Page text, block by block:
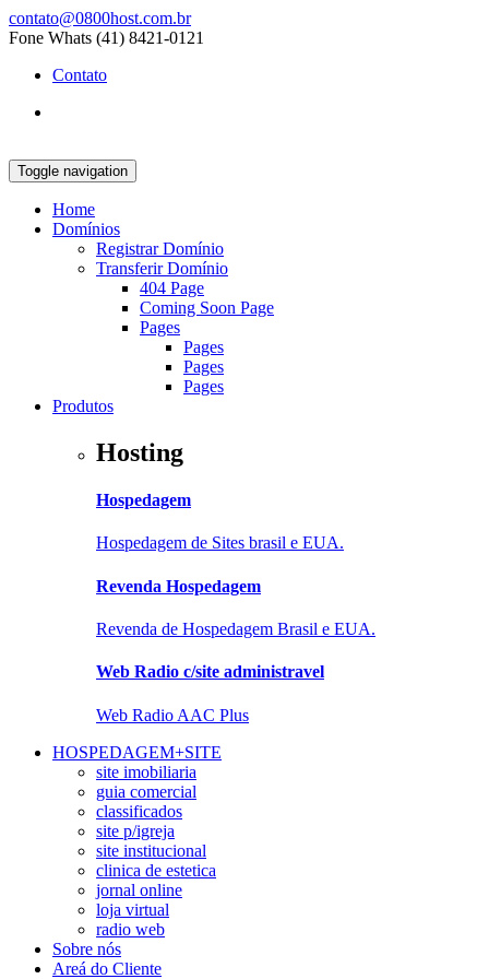
contato@0800host.com.br
Fone Whats (41) 8421-0121
Contato
Toggle navigation
Home
Domínios
Registrar Domínio
Transferir Domínio
404 Page
Coming Soon Page
Pages
Pages
Pages
Pages
Produtos
Hosting
Hospedagem
Hospedagem de Sites brasil e EUA.
Revenda Hospedagem
Revenda de Hospedagem Brasil e EUA.
Web Radio c/site administravel
Web Radio AAC Plus
HOSPEDAGEM+SITE
site imobiliaria
guia comercial
classificados
site p/igreja
site institucional
clinica de estetica
jornal online
loja virtual
radio web
Sobre nós
Areá do Cliente